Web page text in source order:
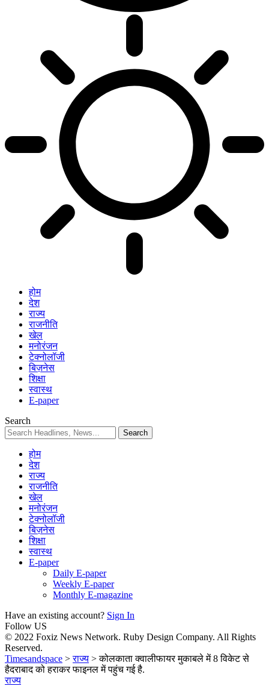
होम
देश
राज्य
राजनीति
खेल
मनोरंजन
टेक्नोलॉजी
बिज़नेस
शिक्षा
स्वास्थ
E-paper
Search
होम
देश
राज्य
राजनीति
खेल
मनोरंजन
टेक्नोलॉजी
बिज़नेस
शिक्षा
स्वास्थ
E-paper
Daily E-paper
Weekly E-paper
Monthly E-magazine
Have an existing account? Sign In
Follow US
© 2022 Foxiz News Network. Ruby Design Company. All Rights
Reserved.
Timesandspace >राज्य >कोलकाता क्वालीफायर मुकाबले में 8 विकेट से
हैदराबाद को हराकर फाइनल में पहुंच गई है.
राज्य